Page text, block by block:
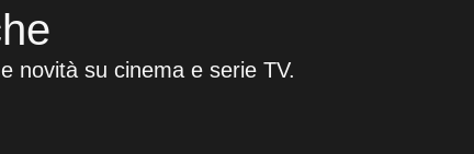
novità su cinema e serie TV.